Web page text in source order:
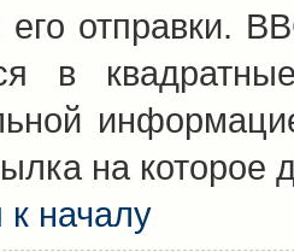
отправки.
в
на
к началу